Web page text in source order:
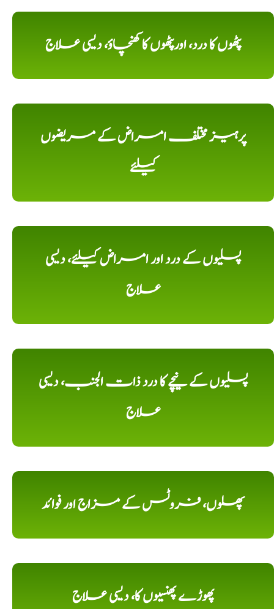
پٹھوں کا درد، اورپٹھوں کا کھنچاؤ، دیسی علاج
پرہیز مختلف امراض کے مریضوں
کیلئے
پسلیوں کے درد اور امراض کیلئے، دیسی
علاج
پسلیوں کے نیچے کا درد ذات الجنب، دیسی
علاج
پھلوں، فروٹس کے مزاج اور فوائد
پھوڑے پھنسیوں کا، دیسی علاج